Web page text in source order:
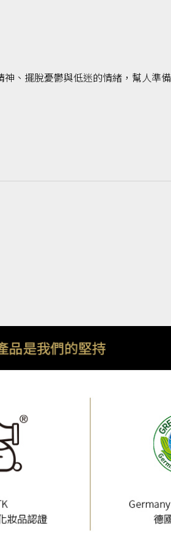
、擺脫憂鬱與低迷的情緒，幫人準